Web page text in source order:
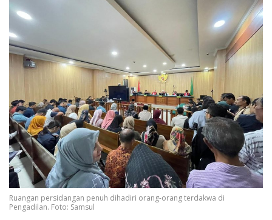
Ruangan persidangan penuh dihadiri orang-orang terdakwa di
Pengadilan. Foto: Samsul